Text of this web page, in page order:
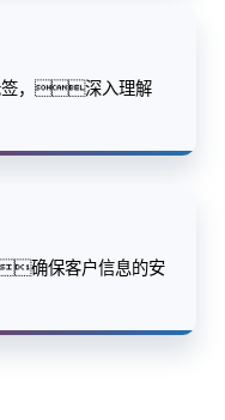
，深入理解
确保客户信息的安